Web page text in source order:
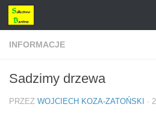
Przejdź do treści
INFORMACJE
Sadzimy drzewa
PRZEZ WOJCIECH KOZA-ZATOŃSKI ·